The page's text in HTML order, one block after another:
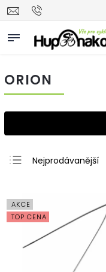
ORION
Nejprodávanější
Nejdražší
Abecedně
AKCE
TOP CENA